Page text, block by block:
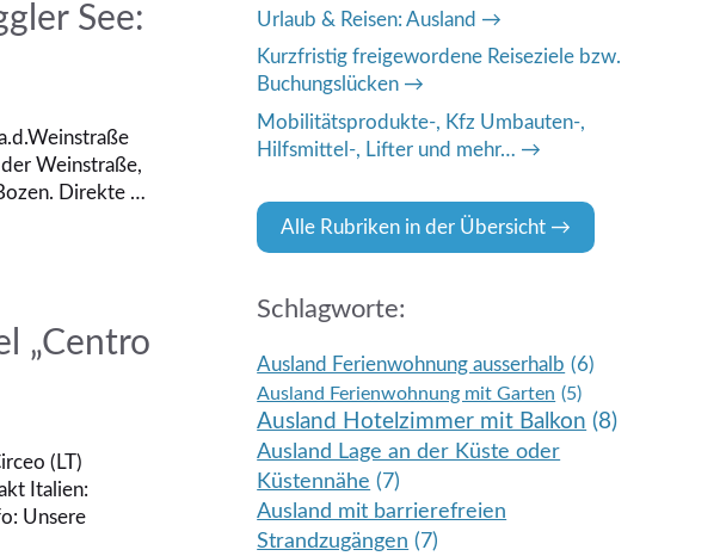
See:
Weinstraße,
Direkte …
„Centro
(LT)
Italien:
Unsere
Urlaub & Reisen: Ausland
Kurzfristig freigewordene Reiseziele bzw.
Buchungslücken
Mobilitätsprodukte-, Kfz Umbauten-,
Hilfsmittel-, Lifter und mehr…
Alle Rubriken in der Übersicht
Schlagworte:
Ausland Ferienwohnung ausserhalb (6)
Ausland Ferienwohnung mit Garten (5)
Ausland Hotelzimmer mit Balkon (8)
Ausland Lage an der Küste oder
Küstennähe (7)
Ausland mit barrierefreien
Strandzugängen (7)